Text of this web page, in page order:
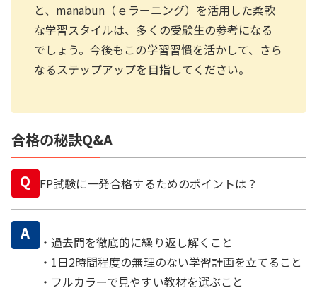
と、manabun（ｅラーニング）を活用した柔軟
な学習スタイルは、多くの受験生の参考になる
でしょう。今後もこの学習習慣を活かして、さら
なるステップアップを目指してください。
合格の秘訣Q&A
Q FP試験に一発合格するためのポイントは？
A
・過去問を徹底的に繰り返し解くこと
・1日2時間程度の無理のない学習計画を立てること
・フルカラーで見やすい教材を選ぶこと